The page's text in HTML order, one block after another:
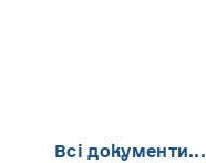
Всі документи...